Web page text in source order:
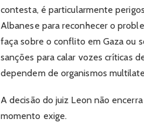
contesta, é particularmente
Albanese para reconhecer o
faça sobre o conflito em Gaza ou
sanções para calar vozes críticas
dependem de organismos
A decisão do juiz Leon não
momento exige.